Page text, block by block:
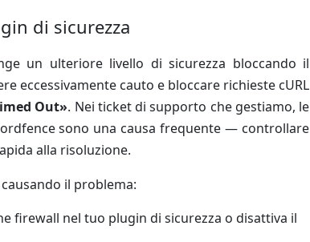
di sicurezza
un ulteriore livello di sicurezza bloccando il
eccessivamente cauto e bloccare richieste cURL
Out». Nei ticket di supporto che gestiamo, le
sono una causa frequente — controllare
alla risoluzione.
il problema:
firewall nel tuo plugin di sicurezza o disattiva il